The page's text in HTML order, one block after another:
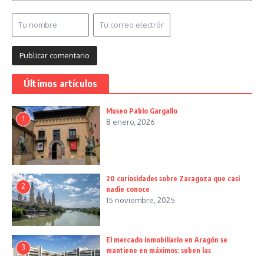
Últimos artículos
1
Museo Pablo Gargallo
8 enero, 2026
2
20 curiosidades sobre Zaragoza que casi
nadie conoce
15 noviembre, 2025
3
El mercado inmobiliario en Aragón se
mantiene en máximos: suben las